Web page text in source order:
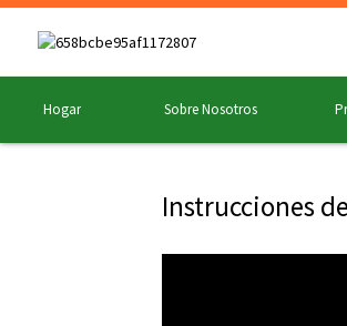
Hogar Sobre Nosotros
Instrucciones